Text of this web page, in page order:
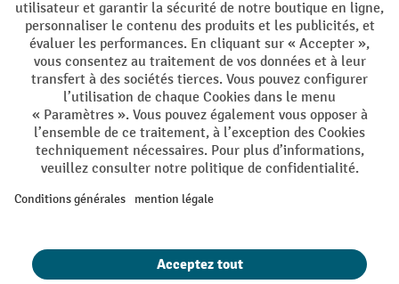
DE FR
Conditions générales de vente Mentions Légales
Protection des Données Politique de cookies
All prices excl. VAT plusshipping costsand possible delivery charges,
if not stated otherwise.
avec d'autres réductions en pourcentage ou bons de réduction. | ² Une
réduction unique est offerte lors de la première inscription à la